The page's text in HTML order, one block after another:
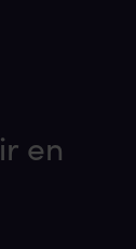
en